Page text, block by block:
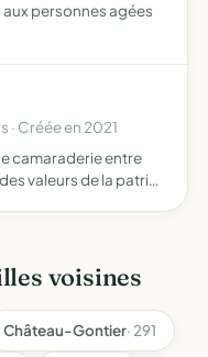
personnes agées
· Créée en 2021
camaraderie entre
valeurs de la patrie
voisines
Château-Gontier· 291